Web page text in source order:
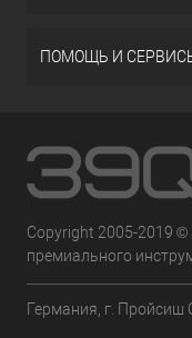
ПОМОЩЬ И
Copyright 2005-2019 ©
премиального
Германия, г. Пройсиш